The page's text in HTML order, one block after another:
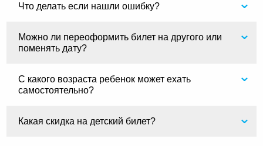
Что делать если нашли ошибку?
Можно ли переоформить билет на другого или
поменять дату?
С какого возраста ребенок может ехать
самостоятельно?
Какая скидка на детский билет?